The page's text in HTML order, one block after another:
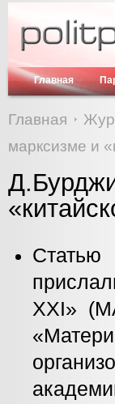
Главная
Главная
марксизме и
XXI»